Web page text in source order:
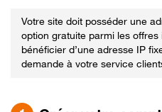
Votre site doit posséder une
option gratuite parmi les offres
bénéficier d’une adresse IP
demande à votre service